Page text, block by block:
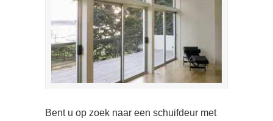
Bent u op zoek naar een schuifdeur met